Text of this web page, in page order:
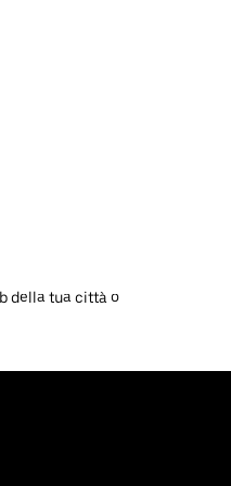
della tua città o